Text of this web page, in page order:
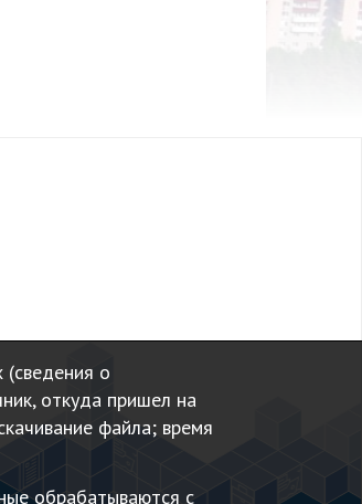
(сведения о
откуда пришел на
файла; время
обрабатываются с